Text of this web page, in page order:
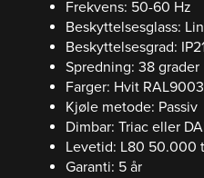
Frekvens: 50-60 Hz
Beskyttelsesglass:
Beskyttelsesgrad:
Spredning: 38 grader
Farger: Hvit
Kjøle metode: Passiv
Dimbar: Triac eller
Levetid: L80 50.000
Garanti: 5 år